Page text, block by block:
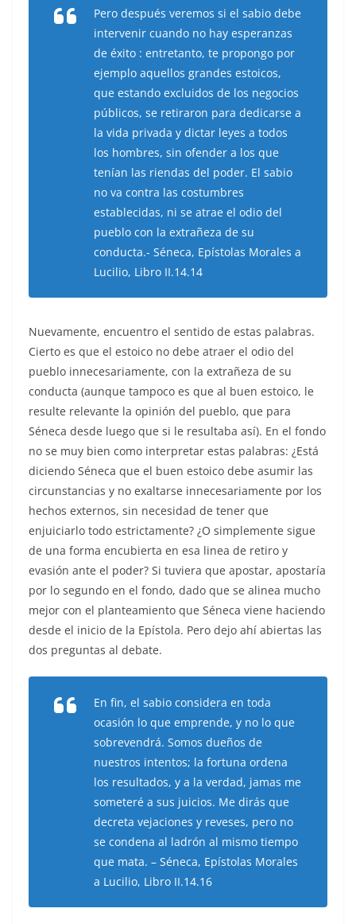
Pero después veremos si el sabio debe
intervenir cuando no hay esperanzas
de éxito : entretanto, te propongo por
ejemplo aquellos grandes estoicos,
que estando excluidos de los negocios
públicos, se retiraron para dedicarse a
la vida privada y dictar leyes a todos
los hombres, sin ofender a los que
tenían las riendas del poder. El sabio
no va contra las costumbres
establecidas, ni se atrae el odio del
pueblo con la extrañeza de su
conducta.- Séneca, Epístolas Morales a
Lucilio, Libro II.14.14
Nuevamente, encuentro el sentido de estas palabras.
Cierto es que el estoico no debe atraer el odio del
pueblo innecesariamente, con la extrañeza de su
conducta (aunque tampoco es que al buen estoico, le
resulte relevante la opinión del pueblo, que para
Séneca desde luego que si le resultaba así). En el fondo
no se muy bien como interpretar estas palabras: ¿Está
diciendo Séneca que el buen estoico debe asumir las
circunstancias y no exaltarse innecesariamente por los
hechos externos, sin necesidad de tener que
enjuiciarlo todo estrictamente? ¿O simplemente sigue
de una forma encubierta en esa linea de retiro y
evasión ante el poder? Si tuviera que apostar, apostaría
por lo segundo en el fondo, dado que se alinea mucho
mejor con el planteamiento que Séneca viene haciendo
desde el inicio de la Epístola. Pero dejo ahí abiertas las
dos preguntas al debate.
En fin, el sabio considera en toda
ocasión lo que emprende, y no lo que
sobrevendrá. Somos dueños de
nuestros intentos; la fortuna ordena
los resultados, y a la verdad, jamas me
someteré a sus juicios. Me dirás que
decreta vejaciones y reveses, pero no
se condena al ladrón al mismo tiempo
que mata. – Séneca, Epístolas Morales
a Lucilio, Libro II.14.16